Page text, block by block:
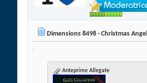
Dimensions 8498 - Christmas
.
Anteprime Allegate